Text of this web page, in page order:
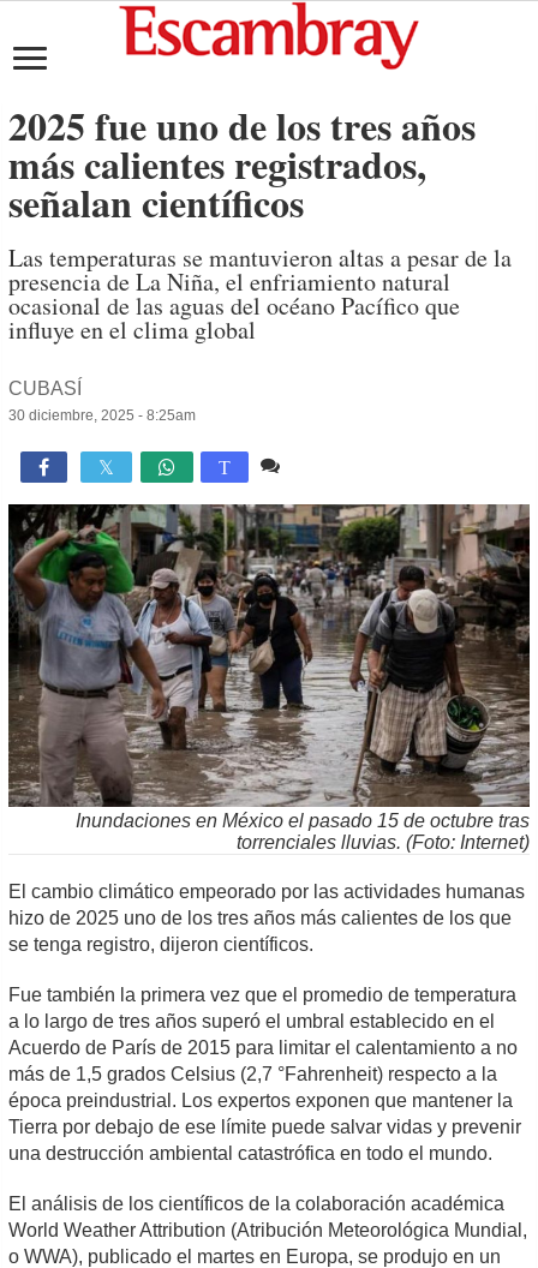
2025 fue uno de los tres años
más calientes registrados,
señalan científicos
Las temperaturas se mantuvieron altas a pesar de la
presencia de La Niña, el enfriamiento natural
ocasional de las aguas del océano Pacífico que
influye en el clima global
CUBASÍ
30 diciembre, 2025 - 8:25am
 T
Inundaciones en México el pasado 15 de octubre tras
torrenciales lluvias. (Foto: Internet)
El cambio climático empeorado por las actividades humanas
hizo de 2025 uno de los tres años más calientes de los que
se tenga registro, dijeron científicos.
Fue también la primera vez que el promedio de temperatura
a lo largo de tres años superó el umbral establecido en el
Acuerdo de París de 2015 para limitar el calentamiento a no
más de 1,5 grados Celsius (2,7 °Fahrenheit) respecto a la
época preindustrial. Los expertos exponen que mantener la
Tierra por debajo de ese límite puede salvar vidas y prevenir
una destrucción ambiental catastrófica en todo el mundo.
El análisis de los científicos de la colaboración académica
World Weather Attribution (Atribución Meteorológica Mundial,
o WWA), publicado el martes en Europa, se produjo en un